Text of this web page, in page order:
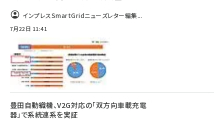
インプレスSmartGridニューズレター編集...
7月22日 11:41
豊田自動織機、V2G対応の「双方向車載充電
器」で系統連系を実証